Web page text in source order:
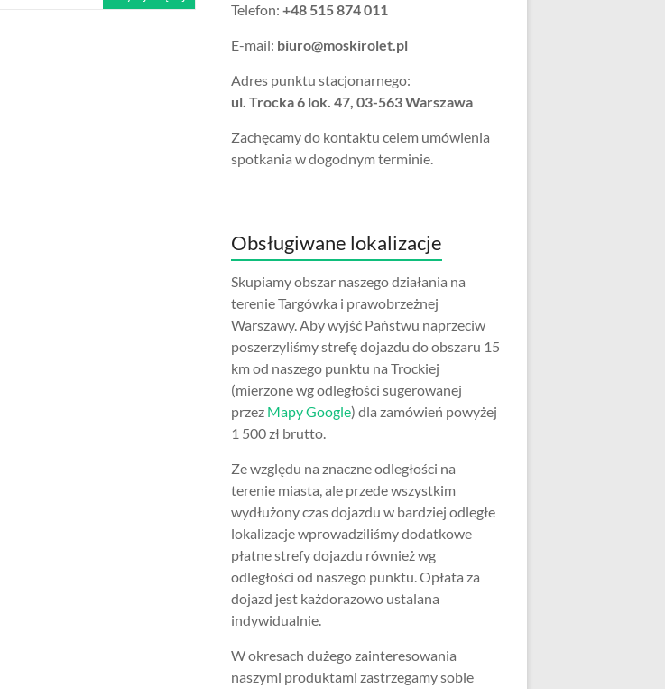
Telefon: +48 515 874 011
E-mail: biuro@moskirolet.pl
Adres punktu stacjonarnego:
ul. Trocka 6 lok. 47, 03-563 Warszawa
Zachęcamy do kontaktu celem umówienia
spotkania w dogodnym terminie.
Obsługiwane lokalizacje
Skupiamy obszar naszego działania na
terenie Targówka i prawobrzeżnej
Warszawy. Aby wyjść Państwu naprzeciw
poszerzyliśmy strefę dojazdu do obszaru 15
km od naszego punktu na Trockiej
(mierzone wg odległości sugerowanej
przez Mapy Google) dla zamówień powyżej
1 500 zł brutto.
Ze względu na znaczne odległości na
terenie miasta, ale przede wszystkim
wydłużony czas dojazdu w bardziej odległe
lokalizacje wprowadziliśmy dodatkowe
płatne strefy dojazdu również wg
odległości od naszego punktu. Opłata za
dojazd jest każdorazowo ustalana
indywidualnie.
W okresach dużego zainteresowania
naszymi produktami zastrzegamy sobie